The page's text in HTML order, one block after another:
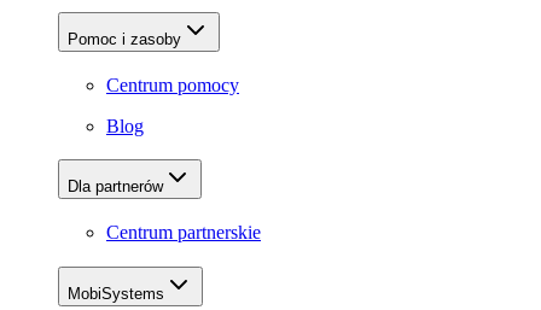
Pomoc i zasoby
Centrum pomocy
Blog
Dla partnerów
Centrum partnerskie
MobiSystems